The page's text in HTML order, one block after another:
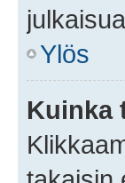
Ylös
Kuinka